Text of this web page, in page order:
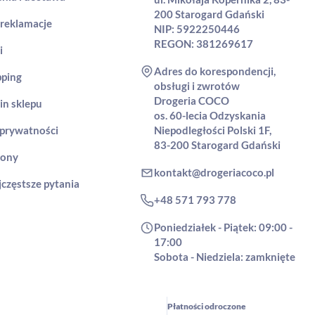
sklepu
pytania
200 Starogard Gdański
NIP: 5922250446
REGON: 381269617
Adres do korespondencji,
obsługi i zwrotów
Drogeria COCO
os. 60-lecia Odzyskania
Niepodległości Polski 1F,
83-200 Starogard Gdański
kontakt@drogeriacoco.pl
+48 571 793 778
Poniedziałek - Piątek: 09:00 -
17:00
Sobota - Niedziela: zamknięte
Płatności odroczone